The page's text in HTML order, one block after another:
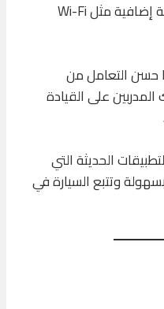
والمجهزة بوسائل راحة إضافية مثل Wi-Fi
حسن التعامل من
على القيادة
الحديثة التي
وتتبع السيارة في